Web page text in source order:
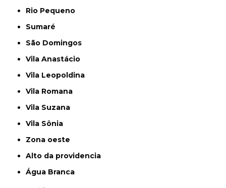
Rio Pequeno
Sumaré
São Domingos
Vila Anastácio
Vila Leopoldina
Vila Romana
Vila Suzana
Vila Sônia
Zona oeste
alto da providencia
Água Branca